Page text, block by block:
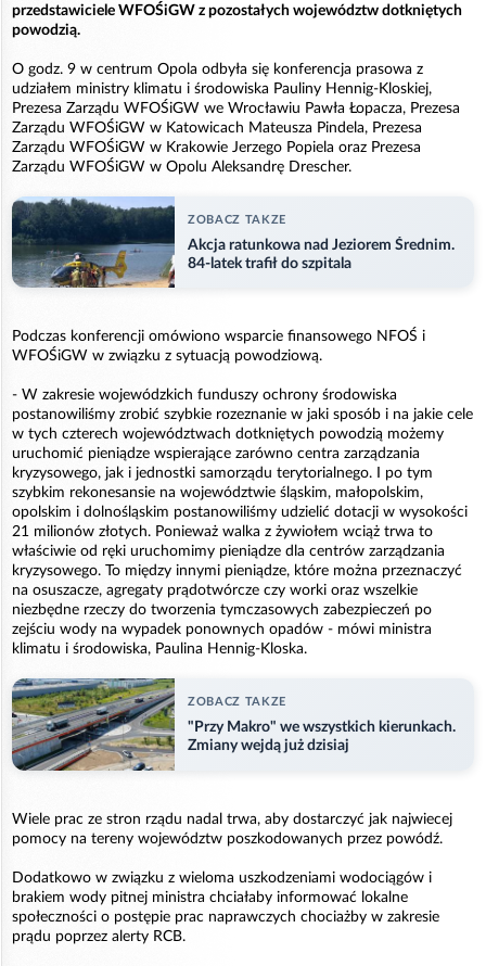
przedstawiciele WFOŚiGW z pozostałych województw dotkniętych
powodzią.
O godz. 9 w centrum Opola odbyła się konferencja prasowa z
udziałem ministry klimatu i środowiska Pauliny Hennig-Kloskiej,
Prezesa Zarządu WFOŚiGW we Wrocławiu Pawła Łopacza, Prezesa
Zarządu WFOŚiGW w Katowicach Mateusza Pindela, Prezesa
Zarządu WFOŚiGW w Krakowie Jerzego Popiela oraz Prezesa
Zarządu WFOŚiGW w Opolu Aleksandrę Drescher.
ZOBACZ TAKZE
Akcja ratunkowa nad Jeziorem Średnim.
84-latek trafił do szpitala
Podczas konferencji omówiono wsparcie finansowego NFOŚ i
WFOŚiGW w związku z sytuacją powodziową.
- W zakresie wojewódzkich funduszy ochrony środowiska
postanowiliśmy zrobić szybkie rozeznanie w jaki sposób i na jakie cele
w tych czterech województwach dotkniętych powodzią możemy
uruchomić pieniądze wspierające zarówno centra zarządzania
kryzysowego, jak i jednostki samorządu terytorialnego. I po tym
szybkim rekonesansie na województwie śląskim, małopolskim,
opolskim i dolnośląskim postanowiliśmy udzielić dotacji w wysokości
21 milionów złotych. Ponieważ walka z żywiołem wciąż trwa to
właściwie od ręki uruchomimy pieniądze dla centrów zarządzania
kryzysowego. To między innymi pieniądze, które można przeznaczyć
na osuszacze, agregaty prądotwórcze czy worki oraz wszelkie
niezbędne rzeczy do tworzenia tymczasowych zabezpieczeń po
zejściu wody na wypadek ponownych opadów - mówi ministra
klimatu i środowiska, Paulina Hennig-Kloska.
ZOBACZ TAKZE
"Przy Makro" we wszystkich kierunkach.
Zmiany wejdą już dzisiaj
Wiele prac ze stron rządu nadal trwa, aby dostarczyć jak najwiecej
pomocy na tereny województw poszkodowanych przez powódź.
Dodatkowo w związku z wieloma uszkodzeniami wodociągów i
brakiem wody pitnej ministra chciałaby informować lokalne
społeczności o postępie prac naprawczych chociażby w zakresie
prądu poprzez alerty RCB.